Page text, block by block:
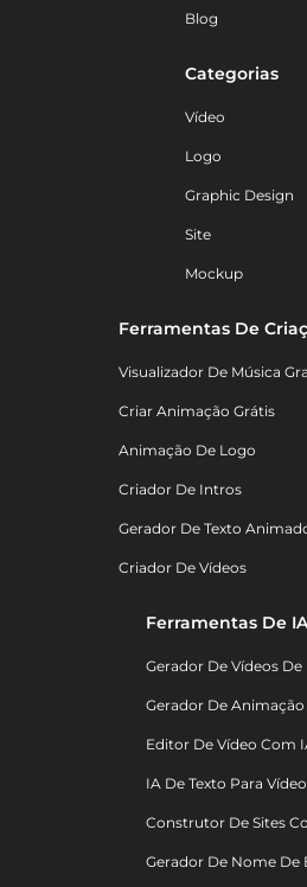
Blog
Categorias
Vídeo
Logo
Graphic Design
Site
Mockup
Ferramentas De
Visualizador De Música
Criar Animação Grátis
Animação De Logo
Criador De Intros
Gerador De Texto
Criador De Vídeos
Ferramentas De IA
Gerador De Vídeos De
Gerador De
Editor De Vídeo Com
IA De Texto Para Vídeo
Construtor De Sites
Gerador De Nome De